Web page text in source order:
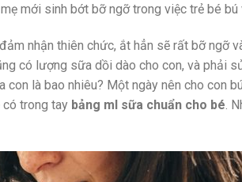
mới sinh bớt bỡ ngỡ trong việc trẻ bé bú
nhận thiên chức, ắt hẳn sẽ rất bỡ ngỡ
có lượng sữa dồi dào cho con, và phải
là bao nhiêu? Một ngày nên cho con
có trong tay bảng ml sữa chuẩn cho bé.